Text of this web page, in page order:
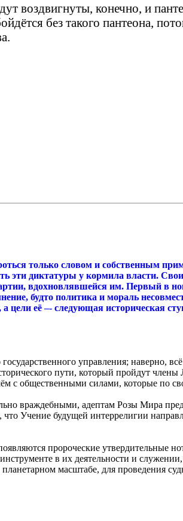
воздвигнуты, конечно, и
без такого пантеона,
только словом и собственным
эти диктатуры у кормила власти.
вдохновлявшейся им. Первый в
будто политика и мораль
её –- следующая историческая
управления; наверно,
пути, который пройдут
с общественными силами, которые по
враждебными, адептам Розы Мира
Учение будущей интеррелигии
пророческие утвердительные
в их деятельности и
масштабе, для проведения